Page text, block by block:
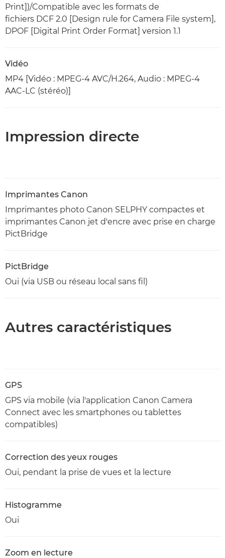
Print])/Compatible avec les formats de
fichiers DCF 2.0 [Design rule for Camera File system],
DPOF [Digital Print Order Format] version 1.1
Vidéo
MP4 [Vidéo : MPEG-4 AVC/H.264, Audio : MPEG-4
AAC-LC (stéréo)]
Impression directe
Imprimantes Canon
Imprimantes photo Canon SELPHY compactes et
imprimantes Canon jet d'encre avec prise en charge
PictBridge
PictBridge
Oui (via USB ou réseau local sans fil)
Autres caractéristiques
GPS
GPS via mobile (via l'application Canon Camera
Connect avec les smartphones ou tablettes
compatibles)
Correction des yeux rouges
Oui, pendant la prise de vues et la lecture
Histogramme
Oui
Zoom en lecture